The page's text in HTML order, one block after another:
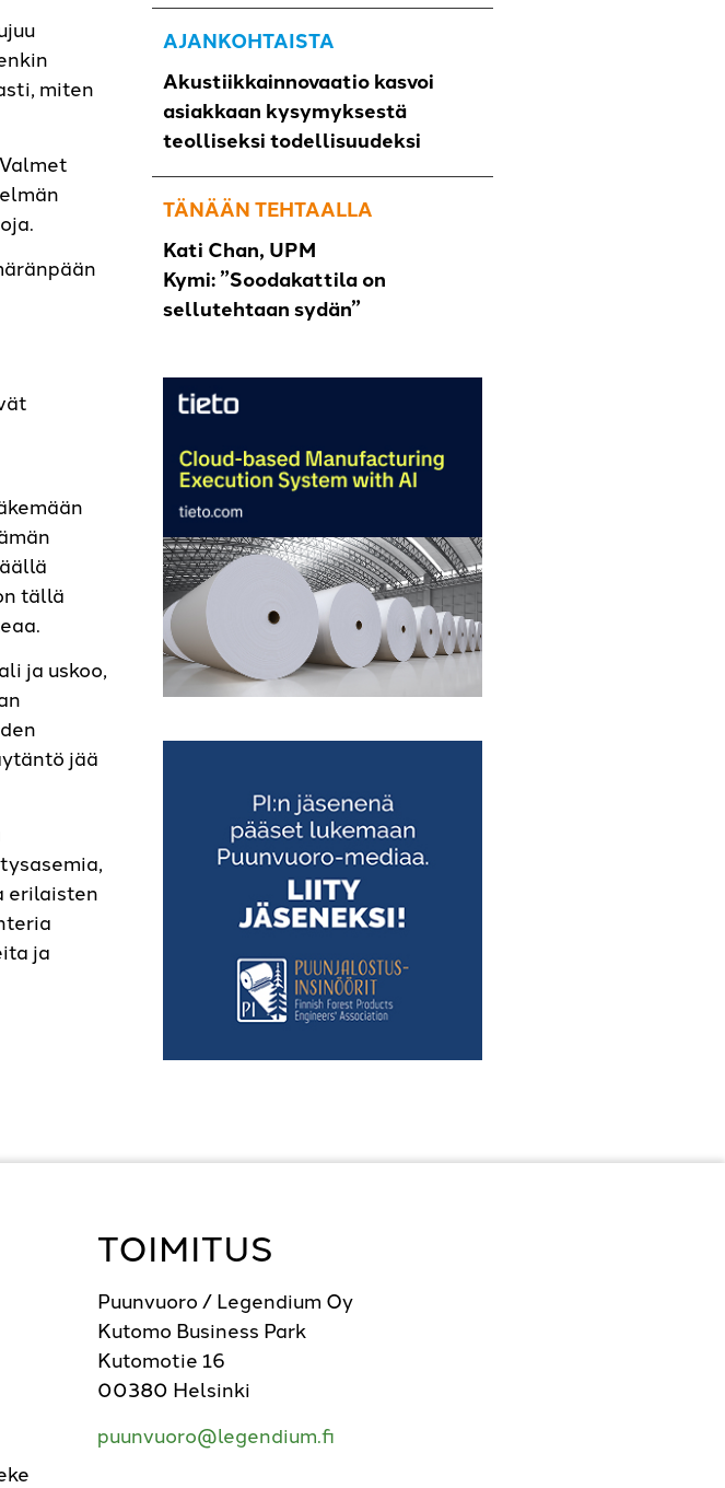
miten
tällä
ja uskoo,
jää
erilaisten
ja
AJANKOHTAISTA
Akustiikkainnovaatio kasvoi
asiakkaan kysymyksestä
teolliseksi todellisuudeksi
TÄNÄÄN TEHTAALLA
Kati Chan, UPM
Kymi: ”Soodakattila on
sellutehtaan sydän”
TOIMITUS
Puunvuoro / Legendium Oy
Kutomo Business Park
Kutomotie 16
00380 Helsinki
puunvuoro@legendium.fi